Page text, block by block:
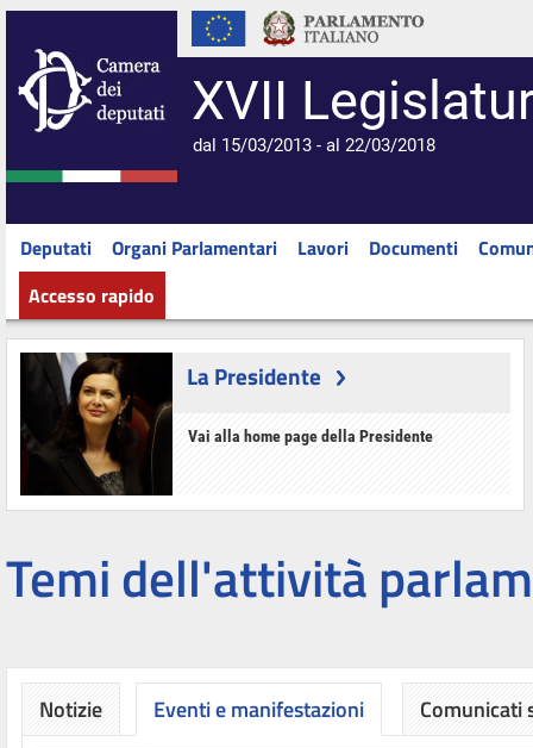
XVII
dal 15/03/2013 - al 22/03/2018
Deputati Organi Parlamentari Lavori Documenti
Accesso rapido
La Presidente
Vai alla home page della Presidente
Temi dell'attività
Notizie Eventi e manifestazioni Comunicati